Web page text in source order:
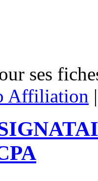
ses
Affiliation